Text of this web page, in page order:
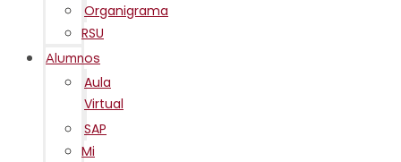
Organigrama
RSU
Alumnos
Aula
Virtual
SAP
Mi